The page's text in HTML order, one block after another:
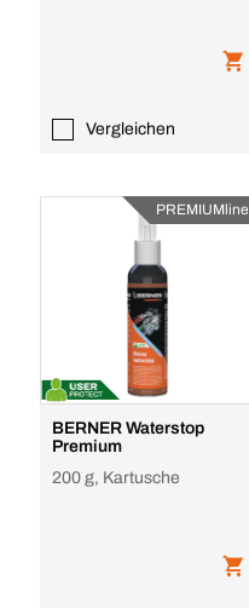
Vergleichen
PREMIUMline
BERNER Waterstop
Premium
200 g, Kartusche